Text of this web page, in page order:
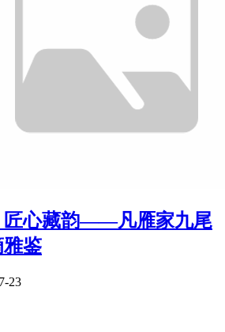
匠心藏韵——凡雁家九尾
鉴
23